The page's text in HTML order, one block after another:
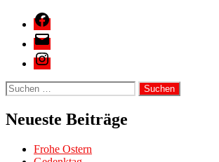
Facebook
E-
Mail
Instagram
Suche
nach:
Neueste Beiträge
Frohe Ostern